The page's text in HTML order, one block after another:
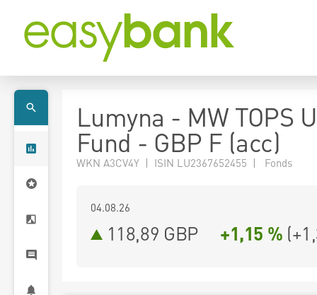
Lumyna - MW TOPS
Fund - GBP F (acc)
WKN A3CV4Y | ISIN LU2367652455 | Fonds
04.08.26
118,89 GBP +1,15 % (